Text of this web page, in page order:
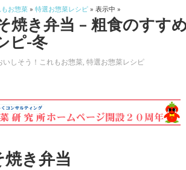
お惣菜» 特選お惣菜レシピ» 表示中 »
焼き弁当 – 粗食のすす
ピ-冬
いしそう！これもお惣菜, 特選お惣菜レシピ
き弁当